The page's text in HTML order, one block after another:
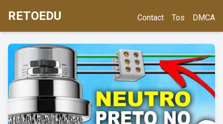
RETOEDU Contact Tos DMCA